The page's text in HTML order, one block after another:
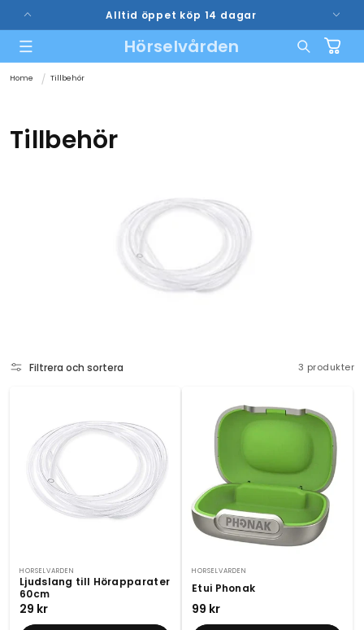
vidare
innehåll
Alltid öppet köp 14 dagar
Hörselvården Varukorg
Home Tillbehör
P
s
Tillbehör
Filtrera och sortera 3 produkter
Säljare:
HORSELVARDEN
Ljudslang till Hörapparater
60cm
Ordinarie
pris
29 kr
Säljare:
HORSELVARDEN
Etui Phonak
Ordinarie
pris
99 kr